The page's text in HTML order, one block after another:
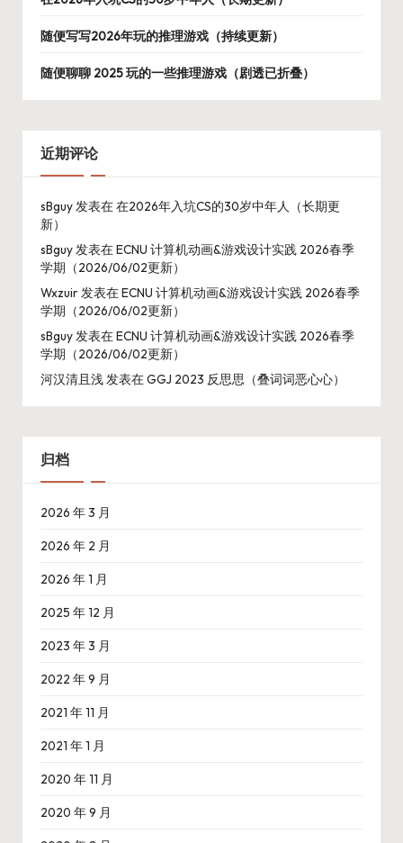
随便写写2026年玩的推理游戏（持续更新）
随便聊聊 2025 玩的一些推理游戏（剧透已折叠）
近期评论
sBguy发表在在2026年入坑CS的30岁中年人（长期更
新）
sBguy发表在ECNU 计算机动画&游戏设计实践 2026春季
学期（2026/06/02更新）
Wxzuir发表在ECNU 计算机动画&游戏设计实践 2026春季
学期（2026/06/02更新）
sBguy发表在ECNU 计算机动画&游戏设计实践 2026春季
学期（2026/06/02更新）
河汉清且浅发表在GGJ 2023 反思思（叠词词恶心心）
归档
2026 年 3 月
2026 年 2 月
2026 年 1 月
2025 年 12 月
2023 年 3 月
2022 年 9 月
2021 年 11 月
2021 年 1 月
2020 年 11 月
2020 年 9 月